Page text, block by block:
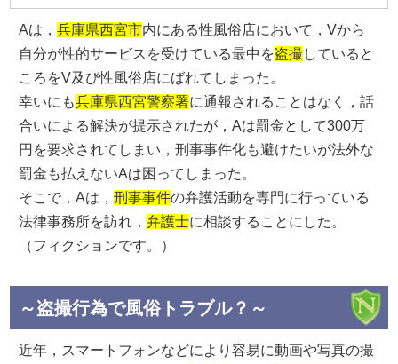
Aは，兵庫県西宮市内にある性風俗店において，Vから
自分が性的サービスを受けている最中を盗撮 していると
ころをV及び性風俗店にばれてしまった。
幸いにも兵庫県西宮警察署に通報されることはなく，話
合いによる解決が提示されたが，Aは罰金として300万
円を要求されてしまい，刑事事件化も避けたいが法外な
罰金も払えないAは困ってしまった。
そこで，Aは，刑事事件の弁護活動を専門に行っている
法律事務所を訪れ，弁護士に相談することにした。
（フィクションです。）
～盗撮行為で風俗トラブル？～
近年，スマートフォンなどにより容易に動画や写真の撮